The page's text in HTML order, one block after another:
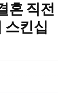
혼 직전
스킨십